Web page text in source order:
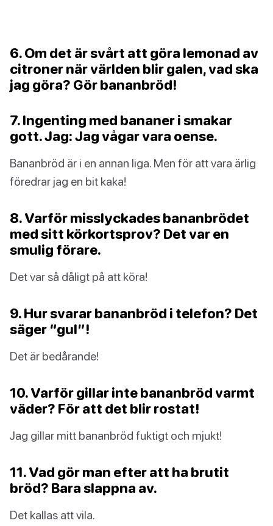
6. Om det är svårt att göra lemonad av
citroner när världen blir galen, vad ska
jag göra? Gör bananbröd!
7. Ingenting med bananer i smakar
gott. Jag: Jag vågar vara oense.
Bananbröd är i en annan liga. Men för att vara ärlig
föredrar jag en bit kaka!
8. Varför misslyckades bananbrödet
med sitt körkortsprov? Det var en
smulig förare.
Det var så dåligt på att köra!
9. Hur svarar bananbröd i telefon? Det
säger “gul”!
Det är bedårande!
10. Varför gillar inte bananbröd varmt
väder? För att det blir rostat!
Jag gillar mitt bananbröd fuktigt och mjukt!
11. Vad gör man efter att ha brutit
bröd? Bara slappna av.
Det kallas att vila.